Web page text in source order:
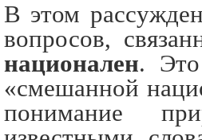
В этом
вопросов,
национален.
«смешанной
понимание